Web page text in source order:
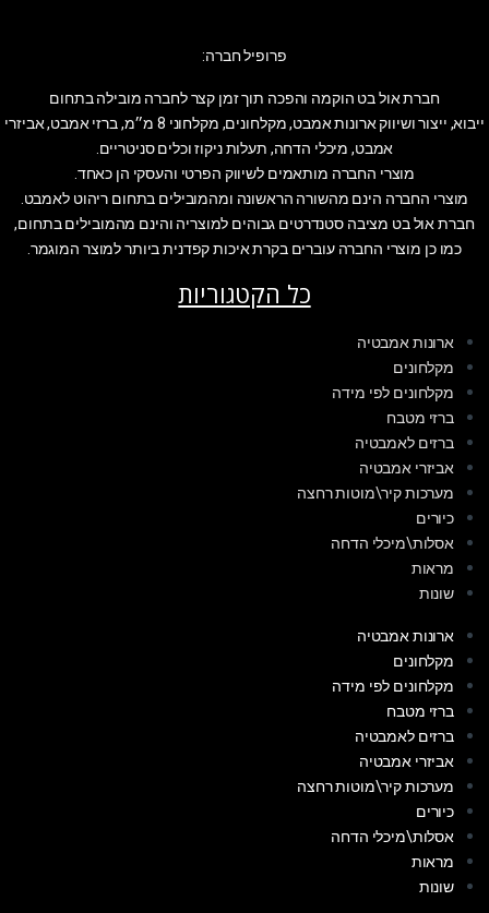
פרופיל חברה:
חברת אול בט הוקמה והפכה תוך זמן קצר לחברה מובילה בתחום
ייבוא, ייצור ושיווק ארונות אמבט, מקלחונים, מקלחוני 8 מ״מ, ברזי אמבט, אביזרי
אמבט, מיכלי הדחה, תעלות ניקוז וכלים סניטריים.
מוצרי החברה מותאמים לשיווק הפרטי והעסקי הן כאחד.
מוצרי החברה הינם מהשורה הראשונה ומהמובילים בתחום ריהוט לאמבט.
חברת אול בט מציבה סטנדרטים גבוהים למוצריה והינם מהמובילים בתחום,
כמו כן מוצרי החברה עוברים בקרת איכות קפדנית ביותר למוצר המוגמר.
כל הקטגוריות
ארונות אמבטיה
מקלחונים
מקלחונים לפי מידה
ברזי מטבח
ברזים לאמבטיה
אביזרי אמבטיה
מערכות קיר\מוטות רחצה
כיורים
אסלות\מיכלי הדחה
מראות
שונות
ארונות אמבטיה
מקלחונים
מקלחונים לפי מידה
ברזי מטבח
ברזים לאמבטיה
אביזרי אמבטיה
מערכות קיר\מוטות רחצה
כיורים
אסלות\מיכלי הדחה
מראות
שונות